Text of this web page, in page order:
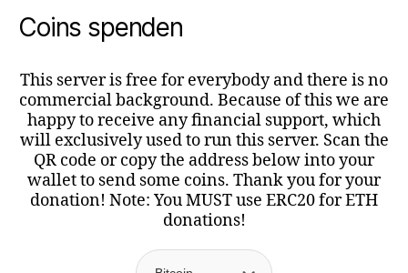
Coins spenden
This server is free for everybody and there is no
commercial background. Because of this we are
happy to receive any financial support, which
will exclusively used to run this server. Scan the
QR code or copy the address below into your
wallet to send some coins. Thank you for your
donation! Note: You MUST use ERC20 for ETH
donations!